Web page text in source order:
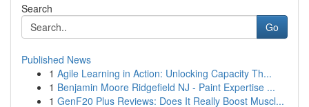
Search
Go
Published News
1 Agile Learning in Action: Unlocking Capacity Th...
1 Benjamin Moore Ridgefield NJ - Paint Expertise ...
1 GenF20 Plus Reviews: Does It Really Boost Muscl...